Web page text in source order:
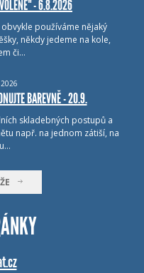
- 6.8.2026
používáme nějaký
někdy jedeme na kole,
či…
2026
BAREVNĚ - 20.9.
skladebných postupů a
např. na jednom zátiší, na